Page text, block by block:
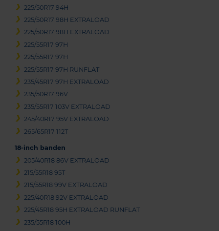
225/50R17 94H
225/50R17 98H EXTRALOAD
225/50R17 98H EXTRALOAD
225/55R17 97H
225/55R17 97H
225/55R17 97H RUNFLAT
235/45R17 97H EXTRALOAD
235/50R17 96V
235/55R17 103V EXTRALOAD
245/40R17 95V EXTRALOAD
265/65R17 112T
18-inch banden
205/40R18 86V EXTRALOAD
215/55R18 95T
215/55R18 99V EXTRALOAD
225/40R18 92V EXTRALOAD
225/45R18 95H EXTRALOAD RUNFLAT
235/55R18 100H